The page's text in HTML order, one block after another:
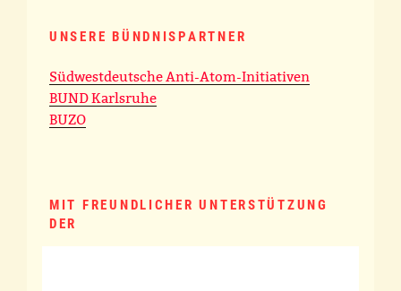
UNSERE BÜNDNISPARTNER
Südwestdeutsche Anti-Atom-Initiativen
BUND Karlsruhe
BUZO
MIT FREUNDLICHER UNTERSTÜTZUNG
DER